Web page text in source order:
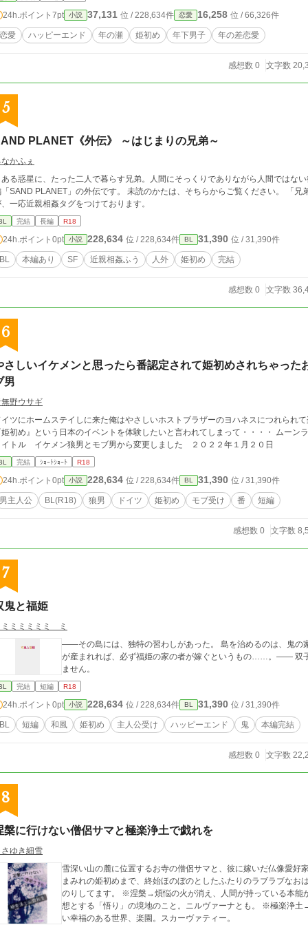
24h.ポイント 7pt 小説 37,131 位 / 228,634件 恋愛 16,258 位 / 66,326件
恋愛 ハッピーエンド 年の瀬 姫初め 年下男子 年の差恋愛
感想数 0 文字数
5
PLANET《外伝》 ～はじまりの兄弟～
かふぇ
ある惑星に、たった二人で暮らす兄弟。人間にそっくりでありながら人間では
SAND PLANET」の外伝です。 未読のかたは、そちらからご覧ください。 「
一応近親相姦タグをつけております。
完結 長編 R18
24h.ポイント 0pt 小説 228,634 位 / 228,634件 BL 31,390 位 / 31,390件
BL 本編あり SF 近親相姦ふう 人外 姫初め 完結
感想数 0 文字数
6
さしいイケメンと思ったら番認定されて姫初めされちゃ
男
野ウサギ
ツにホームステイしに来た俺はやさしいホストブラザーのヨハネスにつれられ
初め』という日本のイベントを体験したいと言われてしまって・・・・ ムーンライトノベルズの姫初め２０２２参加作品です。
イトル イケメン狼男とモブ男から変更しました ２０２２年１月２０日
完結 ｼｮｰﾄｼｮｰﾄ R18
24h.ポイント 0pt 小説 228,634 位 / 228,634件 BL 31,390 位 / 31,390件
男主人公 BL(R18) 狼男 ドイツ 姫初め モブ受け 番 短編
感想数 0 文字数
7
鬼と福姫
ミミミミミミ ミ
――その島には、独特の習わしがあった。 島を治めるのは、鬼
が産まれれば、必ず福姫の家の者が嫁ぐというもの……。―― 双子に愛される福姫様(♂)のお話。怖い話ではあり
ません。
完結 短編 R18
24h.ポイント 0pt 小説 228,634 位 / 228,634件 BL 31,390 位 / 31,390件
BL 短編 和風 姫初め 主人公受け ハッピーエンド 鬼 本編完結
感想数 0 文字数
8
槃に行けない僧侶サマと極楽浄土で戯れを
ゆき細雪
雪深い山の麓に位置するお寺の僧侶サマと、彼に嫁いだ仏像愛好
まみれの姫初めまで、終始ほのぼのとしたふたりのラブラブなお
のりしてます。 ※涅槃→煩悩の火が消え、人間が持っている本能から解放され、心の安らぎを得た状態。仏教が理
想とする「悟り」の境地のこと。ニルヴァーナとも。 ※極楽浄
い幸福のある世界、楽園。スカーヴァティー。